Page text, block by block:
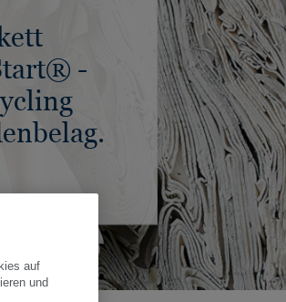
-
auf
und